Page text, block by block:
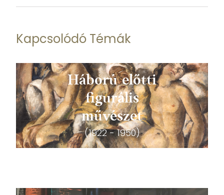
Kapcsolódó Témák
Háború előtti
figurális
művészet
(1922 - 1950)